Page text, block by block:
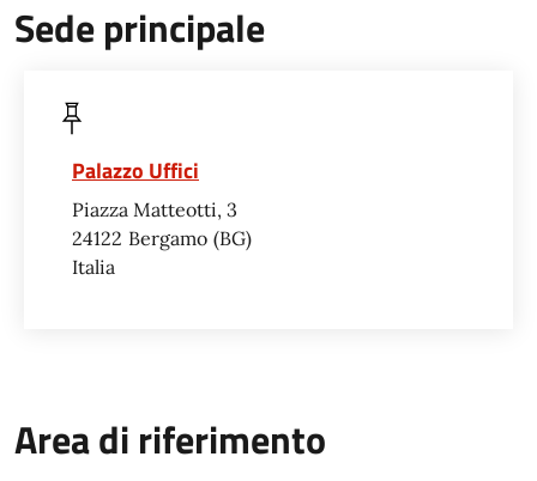
Sede principale
Palazzo Uffici
Piazza Matteotti, 3
24122 Bergamo BG
Italia
Area di riferimento